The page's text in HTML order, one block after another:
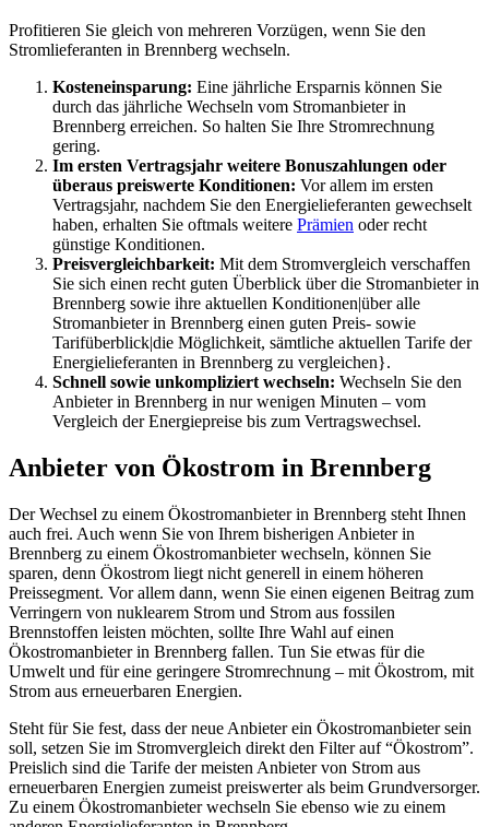
Profitieren Sie gleich von mehreren Vorzügen, wenn Sie den
Stromlieferanten in Brennberg wechseln.
Kosteneinsparung: Eine jährliche Ersparnis können Sie
durch das jährliche Wechseln vom Stromanbieter in
Brennberg erreichen. So halten Sie Ihre Stromrechnung
gering.
Im ersten Vertragsjahr weitere Bonuszahlungen oder
überaus preiswerte Konditionen: Vor allem im ersten
Vertragsjahr, nachdem Sie den Energielieferanten gewechselt
haben, erhalten Sie oftmals weitere Prämien oder recht
günstige Konditionen.
Preisvergleichbarkeit: Mit dem Stromvergleich verschaffen
Sie sich einen recht guten Überblick über die Stromanbieter in
Brennberg sowie ihre aktuellen Konditionen|über alle
Stromanbieter in Brennberg einen guten Preis- sowie
Tarifüberblick|die Möglichkeit, sämtliche aktuellen Tarife der
Energielieferanten in Brennberg zu vergleichen}.
Schnell sowie unkompliziert wechseln: Wechseln Sie den
Anbieter in Brennberg in nur wenigen Minuten – vom
Vergleich der Energiepreise bis zum Vertragswechsel.
Anbieter von Ökostrom in Brennberg
Der Wechsel zu einem Ökostromanbieter in Brennberg steht Ihnen
auch frei. Auch wenn Sie von Ihrem bisherigen Anbieter in
Brennberg zu einem Ökostromanbieter wechseln, können Sie
sparen, denn Ökostrom liegt nicht generell in einem höheren
Preissegment. Vor allem dann, wenn Sie einen eigenen Beitrag zum
Verringern von nuklearem Strom und Strom aus fossilen
Brennstoffen leisten möchten, sollte Ihre Wahl auf einen
Ökostromanbieter in Brennberg fallen. Tun Sie etwas für die
Umwelt und für eine geringere Stromrechnung – mit Ökostrom, mit
Strom aus erneuerbaren Energien.
Steht für Sie fest, dass der neue Anbieter ein Ökostromanbieter sein
soll, setzen Sie im Stromvergleich direkt den Filter auf “Ökostrom”.
Preislich sind die Tarife der meisten Anbieter von Strom aus
erneuerbaren Energien zumeist preiswerter als beim Grundversorger.
Zu einem Ökostromanbieter wechseln Sie ebenso wie zu einem